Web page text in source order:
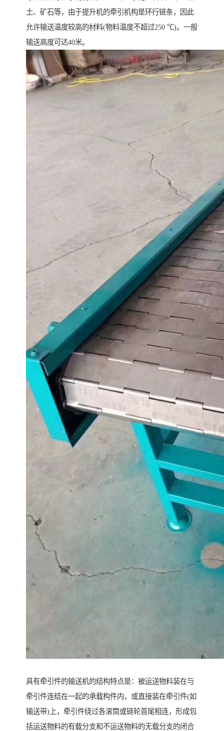
土、矿石等，由于提升机的牵引机构是环行链条，因此
允许输送温度较高的材料(物料温度不超过250 ℃)。一般
输送高度可达40米。
具有牵引件的输送机的结构特点是：被运送物料装在与
牵引件连结在一起的承载构件内，或直接装在牵引件(如
输送带)上，牵引件绕过各滚筒或链轮首尾相连，形成包
括运送物料的有载分支和不运送物料的无载分支的闭合